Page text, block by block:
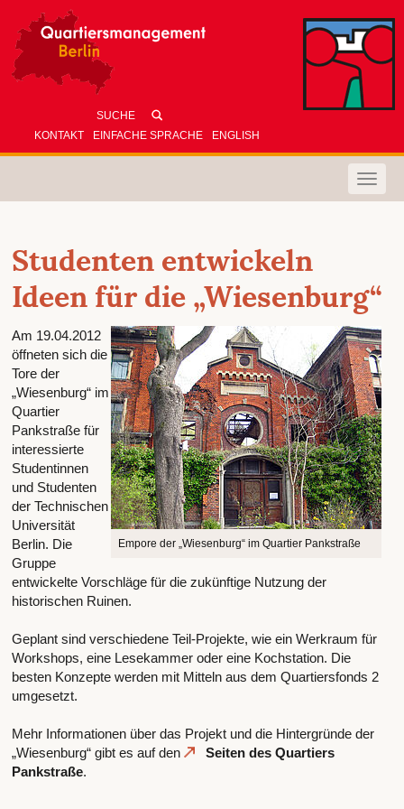
KONTAKT EINFACHE SPRACHE ENGLISH
Toggle
Studenten entwickeln
Ideen für die „Wiesenburg“
Empore der „Wiesenburg“ im Quartier Pankstraße
Am 19.04.2012
öffneten sich die
Tore der
„Wiesenburg“ im
Quartier
Pankstraße für
interessierte
Studentinnen
und Studenten
der Technischen
Universität
Berlin. Die
Gruppe
entwickelte Vorschläge für die zukünftige Nutzung der
historischen Ruinen.
Geplant sind verschiedene Teil-Projekte, wie ein Werkraum für
Workshops, eine Lesekammer oder eine Kochstation. Die
besten Konzepte werden mit Mitteln aus dem Quartiersfonds 2
umgesetzt.
Mehr Informationen über das Projekt und die Hintergründe der
„Wiesenburg“ gibt es auf den
Seiten des Quartiers
Pankstraße.